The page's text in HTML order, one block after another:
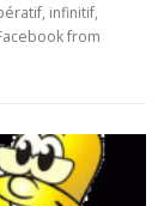
infinitif,
from